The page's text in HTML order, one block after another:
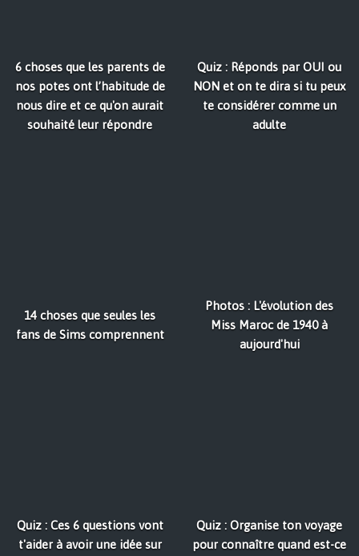
6 choses que les parents de
nos potes ont l’habitude de
nous dire et ce qu'on aurait
souhaité leur répondre
Quiz : Réponds par OUI ou
NON et on te dira si tu peux
te considérer comme un
adulte
14 choses que seules les
fans de Sims comprennent
Photos : L'évolution des
Miss Maroc de 1940 à
aujourd'hui
Quiz : Ces 6 questions vont
t'aider à avoir une idée sur
Quiz : Organise ton voyage
pour connaître quand est-ce